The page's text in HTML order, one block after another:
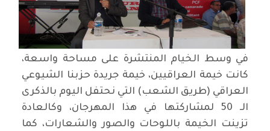
في وسط الخيام المنتشرة على مساحة واسعة،
كانت خيمة العراقيين، خيمة جريدة حزبنا الشيوعي
العراقي (طريق الشعب) التي نحتفل اليوم بالذكرى
الـ 50 لمشاركتها في هذا المهرجان، وكالعادة
تزينت الخيمة باللوحات والصور والشعارات، كما